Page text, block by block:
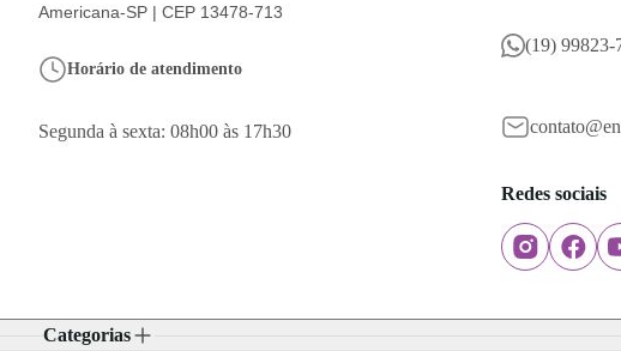
Americana-SP | CEP 13478-713
Horário de atendimento
Segunda à sexta: 08h00 às 17h30
(19) 99823-
Redes sociais
Categorias